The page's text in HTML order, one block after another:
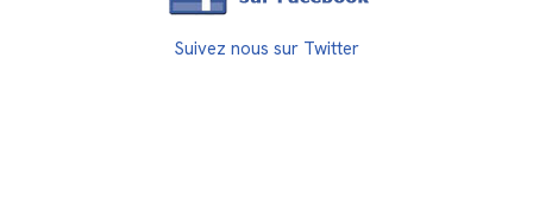
Suivez nous sur Twitter